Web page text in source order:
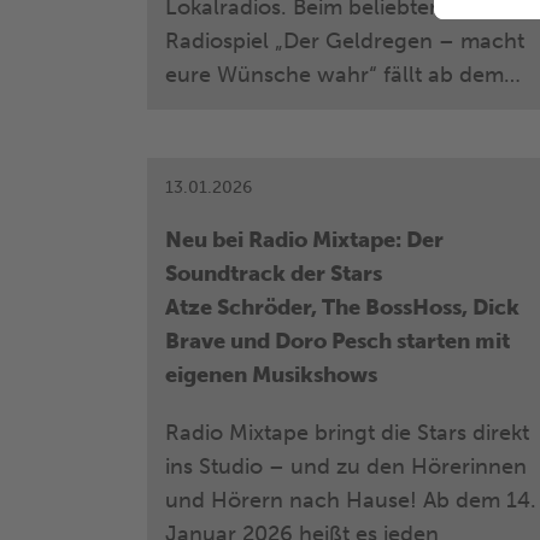
Lokalradios. Beim beliebten
Radiospiel „Der Geldregen – macht
eure Wünsche wahr“ fällt ab dem
Radiohimmel. Bis zum 22. Mai 2026
mit diesem Spiel ihr strapaziertes
Budget mit ein bisschen Glück
entlasten.
13.01.2026
Neu bei Radio Mixtape: Der
Soundtrack der Stars
Atze Schröder, The BossHoss, Dick
Brave und Doro Pesch starten mit
eigenen Musikshows
Radio Mixtape bringt die Stars direkt
ins Studio – und zu den Hörerinnen
und Hörern nach Hause! Ab dem 14.
Januar 2026 heißt es jeden